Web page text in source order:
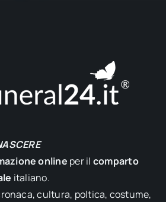
online per il comparto
italiano.
cultura, poltica, costume,